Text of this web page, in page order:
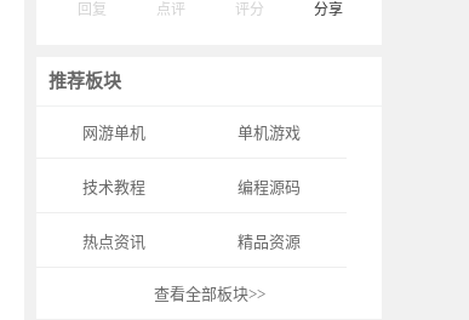
回复 点评 评分 分享
推荐板块
网游单机 单机游戏
技术教程 编程源码
热点资讯 精品资源
查看全部板块>>